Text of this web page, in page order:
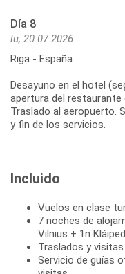
Día 8
lu, 20.07.2026
Riga - España
Desayuno en el hotel
apertura del restaurante
Traslado al aeropuerto.
y fin de los servicios.
Incluido
Vuelos en clase
7 noches de
Vilnius + 1n
Traslados y
Servicio de guías